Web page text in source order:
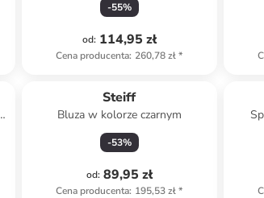
-55%
od: 114,95 zł
Cena producenta: 260,78 zł*
Steiff
Bluza w kolorze czarnym
-53%
od: 89,95 zł
Cena producenta: 195,53 zł*